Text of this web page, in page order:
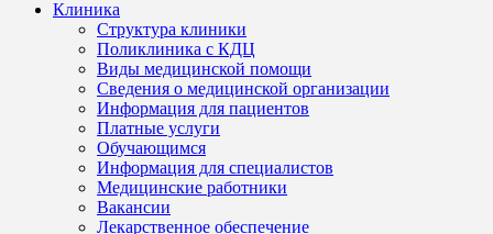
Клиника
Структура клиники
Поликлиника с КДЦ
Виды медицинской помощи
Сведения о медицинской организации
Информация для пациентов
Платные услуги
Обучающимся
Информация для специалистов
Медицинские работники
Вакансии
Лекарственное обеспечение